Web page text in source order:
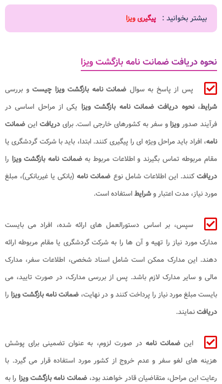
بیشتر بخوانید : پیگیری ویزا
نحوه دریافت ضمانت نامه بازگشت ویزا
پس از پاسخ به سوال ضمانت نامه بازگشت ویزا چیستو بررسی
شرایط،نحوه دریافت ضمانت نامه بازگشت ویزا یکی از مراحل اساسی در
فرآیند صدور ویزاو سفر به کشورهای خارجی است. برایدریافتاین ضمانت
نامه، افراد باید مراحل ویژه ای را پیگیری کنند. ابتدا، باید با شرکت گردشگری یا
مقام مربوطه تماس بگیرند و اطلاعات مربوط بهضمانت نامه بازگشت ویزا را
دریافتکنند. این اطلاعات شامل نوع ضمانت نامه (بانکی یا غیربانکی)، مبلغ
مورد نیاز، مدت اعتبار وشرایطاستفاده است.
سپس، بر اساس دستورالعمل های ارائه شده، افراد می بایست
مدارک مورد نیاز را تهیه و آن ها را به شرکت گردشگری یا مقام مربوطه ارائه
دهند. این مدارک ممکن است شامل اسناد شخصی، اطلاعات سفر، مدارک
مالی و سایر مدارک لازم باشد. پس از بررسی مدارک، در صورت تایید، می
بایست مبلغ مورد نیاز را پرداخت کنند و در نهایت، ضمانت نامه بازگشت ویزا را
دریافتنمایند.
اینضمانت نامهدر صورت لزوم، به عنوان تضمینی برای پوشش
هزینه های لغو سفر و عدم خروج از کشور مورد استفاده قرار می گیرد. با
رعایت این مراحل، متقاضیان قادر خواهند بود،ضمانت نامه بازگشت ویزا را به